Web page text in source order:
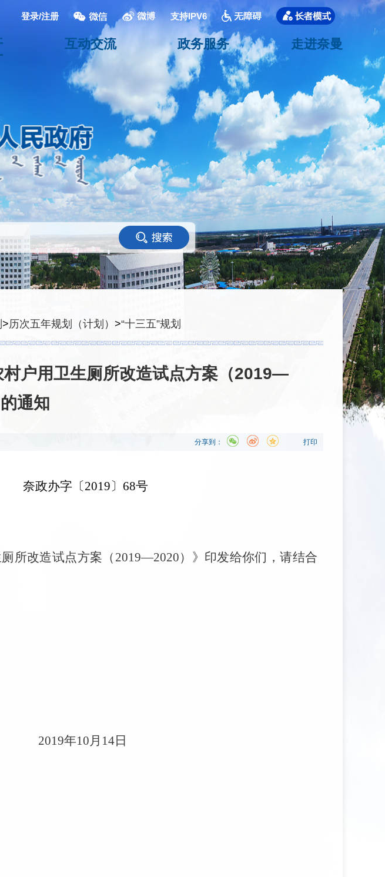
登录/注册 支持IPV6
互动交流 政务服务 走进奈曼
>历次五年规划（计划） >“十三五”规划
户用卫生厕所改造试点方案（2019—
通知
打印
分享到：
奈政办字〔2019〕68号
所改造试点方案（ 2019—2020）》印发给你们，请结合
月14日